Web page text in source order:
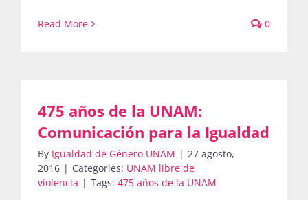
Read More 0
475 años de la UNAM:
Comunicación para la Igualdad
By Igualdad de Género UNAM | 27 agosto,
2016 | Categories: UNAM libre de
violencia | Tags: 475 años de la UNAM